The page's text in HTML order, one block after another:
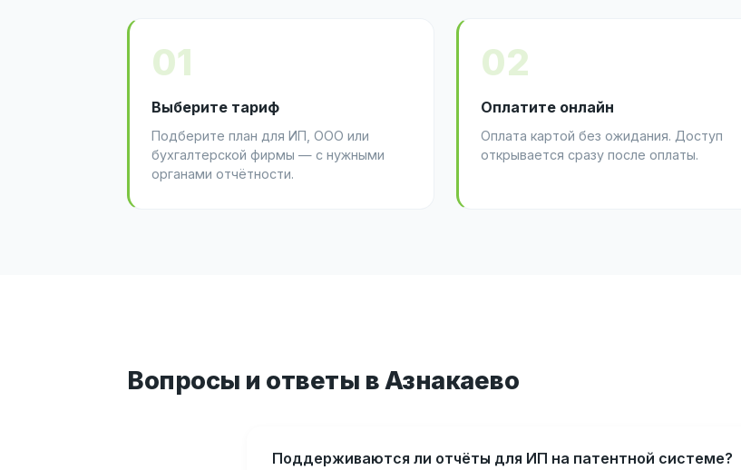
01
Выберите тариф
Подберите план для ИП, ООО или
бухгалтерской фирмы — с нужными
органами отчётности.
02
Оплатите онлайн
Оплата картой без ожидания. Доступ
открывается сразу после оплаты.
Вопросы и ответы в Азнакаево
Поддерживаются ли отчёты для ИП на патентной системе?